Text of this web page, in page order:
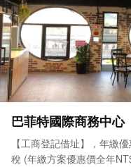
巴菲特國際商務中心
【工商登記借址】，年繳
稅 (年繳方案優惠價全年